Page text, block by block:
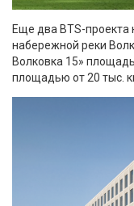
Еще два BTS-проекта
набережной реки
Волковка 15»
площадью от 20 тыс.